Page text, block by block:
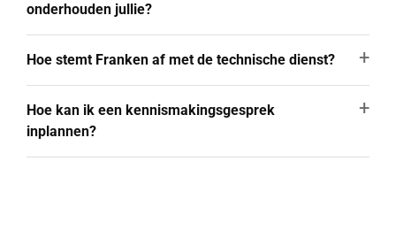
onderhouden jullie?
Hoe stemt Franken af met de technische dienst?
Hoe kan ik een kennismakingsgesprek
inplannen?